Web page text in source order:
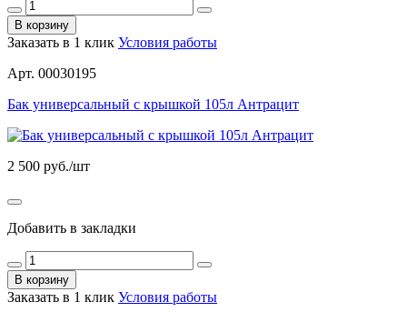
В корзину
Заказать в 1 клик Условия работы
Арт. 00030195
Бак универсальный с крышкой 105л Антрацит
2 500 руб./шт
Добавить в закладки
В корзину
Заказать в 1 клик Условия работы